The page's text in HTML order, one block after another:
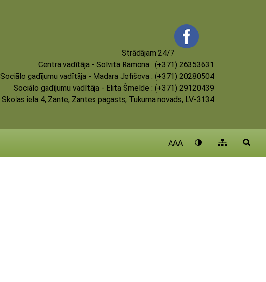
Strādājam 24/7
Centra vadītāja - Solvita Ramona : (+371) 26353631
Sociālo gadījumu vadītāja - Madara Jefišova : (+371) 20280504
Sociālo gadījumu vadītāja - Elita Šmelde : (+371) 29120439
Skolas iela 4, Zante, Zantes pagasts, Tukuma novads, LV-3134
AAA